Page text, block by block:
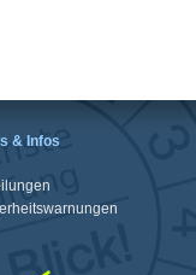
& Infos